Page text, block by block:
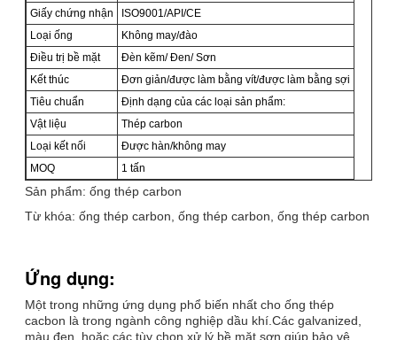
Giấy chứng nhận
ISO9001/API/CE
Loại ống
Không may/đào
Điều trị bề mặt
Đèn kẽm/ Đen/ Sơn
Kết thúc
Đơn giản/được làm bằng vít/được làm bằng sợi
Tiêu chuẩn
Định dạng của các loại sản phẩm:
Vật liệu
Thép carbon
Loại kết nối
Được hàn/không may
MOQ
1 tấn
Sản phẩm: ống thép carbon
Từ khóa: ống thép carbon, ống thép carbon, ống thép carbon
Ứng dụng:
Một trong những ứng dụng phổ biến nhất cho ống thép
cacbon là trong ngành công nghiệp dầu khí.Các galvanized,
màu đen, hoặc các tùy chọn xử lý bề mặt sơn giúp bảo vệ